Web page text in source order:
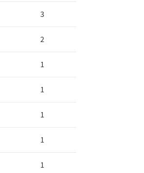
3
2
1
1
1
1
1